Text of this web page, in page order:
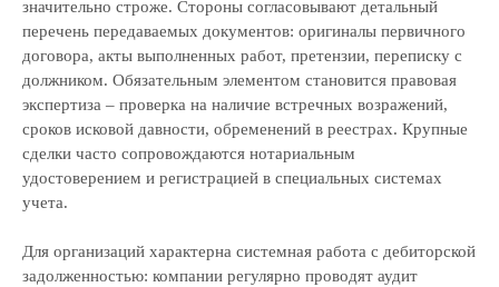
значительно строже. Стороны согласовывают детальный
перечень передаваемых документов: оригиналы первичного
договора, акты выполненных работ, претензии, переписку с
должником. Обязательным элементом становится правовая
экспертиза – проверка на наличие встречных возражений,
сроков исковой давности, обременений в реестрах. Крупные
сделки часто сопровождаются нотариальным
удостоверением и регистрацией в специальных системах
учета.
Для организаций характерна системная работа с дебиторской
задолженностью: компании регулярно проводят аудит